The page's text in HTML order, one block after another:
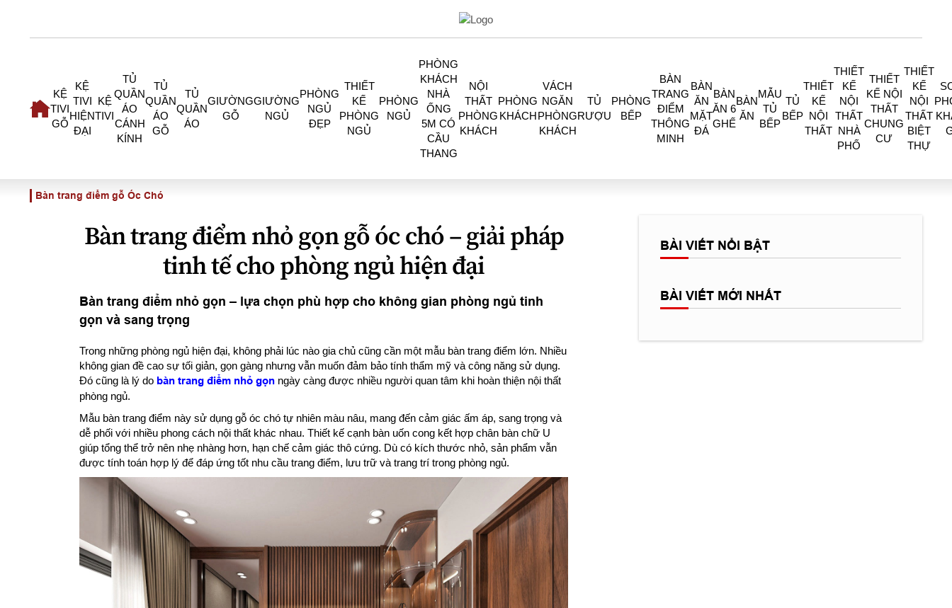
KỆ
TIVI
GỖ
KỆ
TIVI
HIỆN
ĐẠI
KỆ
TIVI
TỦ
QUẦN
ÁO
CÁNH
KÍNH
TỦ
QUẦN
ÁO
GỖ
TỦ
QUẦN
ÁO
GIƯỜNG
GỖ
GIƯỜNG
NGỦ
PHÒNG
NGỦ
ĐẸP
THIẾT
KẾ
PHÒNG
NGỦ
PHÒNG
NGỦ
PHÒNG
KHÁCH
NHÀ
ỐNG
5M CÓ
CẦU
THANG
NỘI
THẤT
PHÒNG
KHÁCH
PHÒNG
KHÁCH
VÁCH
NGĂN
PHÒNG
KHÁCH
TỦ
RƯỢU
PHÒNG
BẾP
BÀN
TRANG
ĐIỂM
THÔNG
MINH
BÀN
ĂN
MẶT
ĐÁ
BÀN
ĂN 6
GHẾ
BÀN
ĂN
MẪU
TỦ
BẾP
TỦ
BẾP
THIẾT
KẾ
NỘI
THẤT
THIẾT
KẾ
NỘI
THẤT
NHÀ
PHỐ
THIẾT
KẾ NỘI
THẤT
CHUNG
CƯ
THIẾT
KẾ
NỘI
THẤT
BIỆT
THỰ
Bàn trang điểm gỗ Óc Chó
Bàn trang điểm nhỏ gọn gỗ óc chó – giải pháp
tinh tế cho phòng ngủ hiện đại
Bàn trang điểm nhỏ gọn – lựa chọn phù hợp cho không gian phòng ngủ tinh
gọn và sang trọng
Trong những phòng ngủ hiện đại, không phải lúc nào gia chủ cũng cần một mẫu bàn trang điểm lớn. Nhiều
không gian đề cao sự tối giản, gọn gàng nhưng vẫn muốn đảm bảo tính thẩm mỹ và công năng sử dụng.
Đó cũng là lý do bàn trang điểm nhỏ gọn ngày càng được nhiều người quan tâm khi hoàn thiện nội thất
phòng ngủ.
Mẫu bàn trang điểm này sử dụng gỗ óc chó tự nhiên màu nâu, mang đến cảm giác ấm áp, sang trọng và
dễ phối với nhiều phong cách nội thất khác nhau. Thiết kế cạnh bàn uốn cong kết hợp chân bàn chữ U
giúp tổng thể trở nên nhẹ nhàng hơn, hạn chế cảm giác thô cứng. Dù có kích thước nhỏ, sản phẩm vẫn
được tính toán hợp lý để đáp ứng tốt nhu cầu trang điểm, lưu trữ và trang trí trong phòng ngủ.
BÀI VIẾT NỔI BẬT
BÀI VIẾT MỚI NHẤT